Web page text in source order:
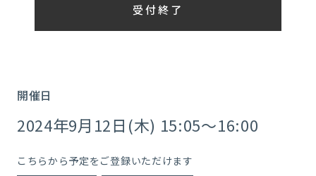
受付終了
開催日
2024年9月12日(木) 15:05～16:00
こちらから予定をご登録いただけます